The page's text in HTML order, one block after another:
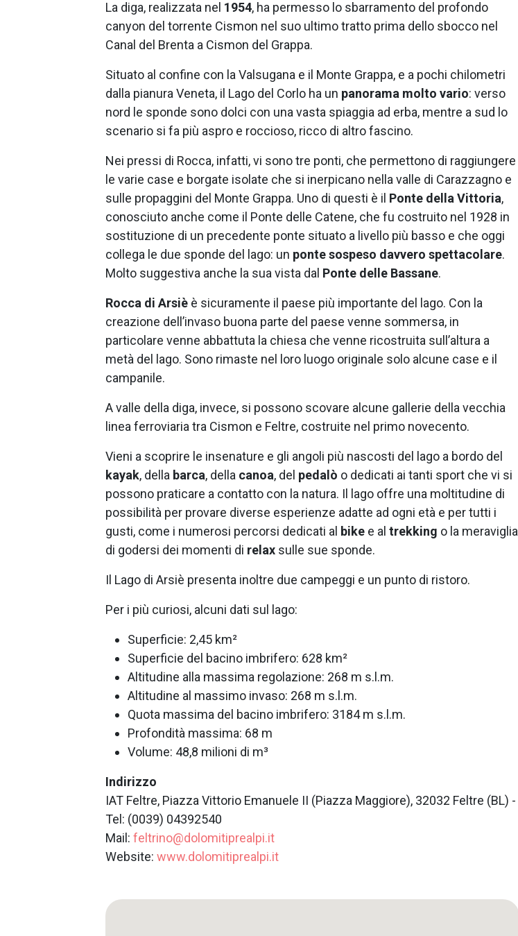
La diga, realizzata nel 1954, ha permesso lo sbarramento del profondo
canyon del torrente Cismon nel suo ultimo tratto prima dello sbocco nel
Canal del Brenta a Cismon del Grappa.
Situato al confine con la Valsugana e il Monte Grappa, e a pochi chilometri
dalla pianura Veneta, il Lago del Corlo ha un panorama molto vario: verso
nord le sponde sono dolci con una vasta spiaggia ad erba, mentre a sud lo
scenario si fa più aspro e roccioso, ricco di altro fascino.
Nei pressi di Rocca, infatti, vi sono tre ponti, che permettono di raggiungere
le varie case e borgate isolate che si inerpicano nella valle di Carazzagno e
sulle propaggini del Monte Grappa. Uno di questi è il Ponte della Vittoria,
conosciuto anche come il Ponte delle Catene, che fu costruito nel 1928 in
sostituzione di un precedente ponte situato a livello più basso e che oggi
collega le due sponde del lago: un ponte sospeso davvero spettacolare.
Molto suggestiva anche la sua vista dal Ponte delle Bassane.
Rocca di Arsiè è sicuramente il paese più importante del lago. Con la
creazione dell’invaso buona parte del paese venne sommersa, in
particolare venne abbattuta la chiesa che venne ricostruita sull’altura a
metà del lago. Sono rimaste nel loro luogo originale solo alcune case e il
campanile.
A valle della diga, invece, si possono scovare alcune gallerie della vecchia
linea ferroviaria tra Cismon e Feltre, costruite nel primo novecento.
Vieni a scoprire le insenature e gli angoli più nascosti del lago a bordo del
kayak, della barca, della canoa, del pedalò o dedicati ai tanti sport che vi si
possono praticare a contatto con la natura. Il lago offre una moltitudine di
possibilità per provare diverse esperienze adatte ad ogni età e per tutti i
gusti, come i numerosi percorsi dedicati al bike e al trekking o la meraviglia
di godersi dei momenti di relax sulle sue sponde.
Il Lago di Arsiè presenta inoltre due campeggi e un punto di ristoro.
Per i più curiosi, alcuni dati sul lago:
Superficie: 2,45 km²
Superficie del bacino imbrifero: 628 km²
Altitudine alla massima regolazione: 268 m s.l.m.
Altitudine al massimo invaso: 268 m s.l.m.
Quota massima del bacino imbrifero: 3184 m s.l.m.
Profondità massima: 68 m
Volume: 48,8 milioni di m³
Indirizzo
IAT Feltre, Piazza Vittorio Emanuele II (Piazza Maggiore), 32032 Feltre (BL) -
Tel: (0039) 04392540
Mail: feltrino@dolomitiprealpi.it
Website: www.dolomitiprealpi.it